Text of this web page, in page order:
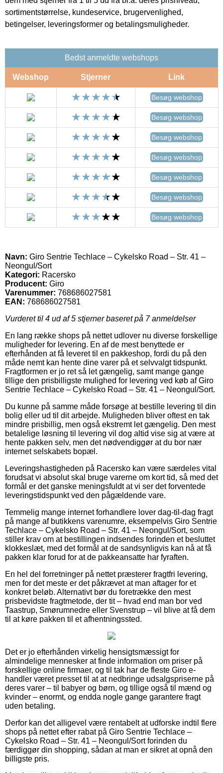
sortimentstørrelse, kundeservice, brugervenlighed,
betingelser, leveringsformer og betalingsmuligheder.
Bedst anmeldte webshops
Webshop Stjerner Link
Besøg webshop
Besøg webshop
Besøg webshop
Besøg webshop
Besøg webshop
Besøg webshop
Besøg webshop
Navn: Giro Sentrie Techlace – Cykelsko Road – Str. 41 –
Neongul/Sort
Kategori: Racersko
Producent: Giro
Varenummer: 768686027581
EAN: 768686027581
Vurderet til 4 ud af 5 stjerner baseret på 7anmeldelser
En lang række shops på nettet udlover nu diverse forskellige
muligheder for levering. En af de mest benyttede er
efterhånden at få leveret til en pakkeshop, fordi du på den
måde nemt kan hente dine varer på et selvvalgt tidspunkt.
Fragtformen er jo ret så let gængelig, samt mange gange
tillige den prisbilligste mulighed for levering ved køb af Giro
Sentrie Techlace – Cykelsko Road – Str. 41 – Neongul/Sort.
Du kunne på samme måde forsøge at bestille levering til din
bolig eller ud til dit arbejde. Muligheden bliver oftest en tak
mindre prisbillig, men også ekstremt let gængelig. Den mest
betalelige løsning til levering vil dog altid vise sig at være at
hente pakken selv, men det nødvendiggør at du bor nær
internet selskabets bopæl.
Leveringshastigheden på Racersko kan være særdeles vital
forudsat vi absolut skal bruge varerne om kort tid, så med det
formål er det ganske meningsfuldt at vi ser det forventede
leveringstidspunkt ved den pågældende vare.
Temmelig mange internet forhandlere lover dag-til-dag fragt
på mange af butikkens varenumre, eksempelvis Giro Sentrie
Techlace – Cykelsko Road – Str. 41 – Neongul/Sort, som
stiller krav om at bestillingen indsendes forinden et besluttet
klokkeslæt, med det formål at de sandsynligvis kan nå at få
pakken klar forud for at de pakkeansatte har fyraften.
En hel del forretninger på nettet præsterer fragtfri levering,
men for det meste er det påkrævet at man aftager for et
konkret beløb. Alternativt bør du foretrække den mest
prisbevidste fragtmetode, der tit – hvad end man bor ved
Taastrup, Smørumnedre eller Svenstrup – vil blive at få dem
til at køre pakken til et afhentningssted.
Det er jo efterhånden virkelig hensigtsmæssigt for
almindelige mennesker at finde information om priser på
forskellige online firmaer, og til tak har de fleste Giro e-
handler været presset til at at nedbringe udsalgspriserne på
deres varer – til babyer og børn, og tillige også til mænd og
kvinder – enormt, og endda nogle gange garantere fragt
uden betaling.
Derfor kan det alligevel være rentabelt at udforske indtil flere
shops på nettet efter rabat på Giro Sentrie Techlace –
Cykelsko Road – Str. 41 – Neongul/Sort forinden du
færdiggør din shopping, sådan at man er sikret at opnå den
billigste pris.